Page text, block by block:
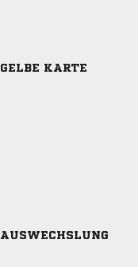
GELBE KARTE
AUSWECHSLUNG